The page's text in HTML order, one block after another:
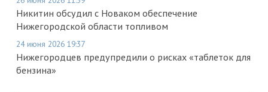
Никитин обсудил с Новаком обеспечение
Нижегородской области топливом
24 июня 2026 19:37
Нижегородцев предупредили о рисках «таблеток для
бензина»